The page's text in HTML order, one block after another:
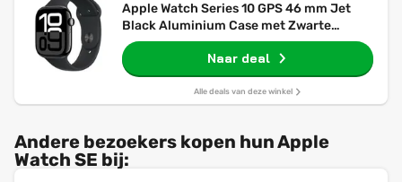
Apple Watch Series 10 GPS 46 mm Jet
Black Aluminium Case met Zwarte
Sportband M/L
Naar deal
Alle deals van deze winkel
Andere bezoekers kopen hun Apple
Watch SE bij: